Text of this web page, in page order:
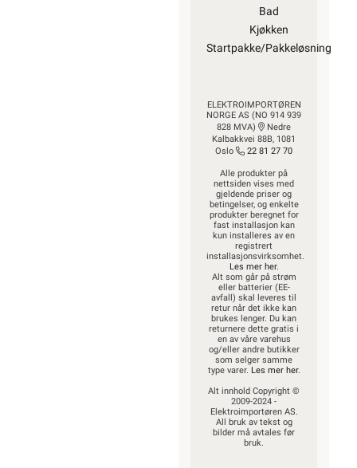
Bad
Kjøkken
Startpakke/Pakkeløsning
ELEKTROIMPORTØREN
NORGE AS (NO 914 939
828 MVA)
Nedre
Kalbakkvei 88B, 1081
Oslo
22 81 27 70
Alle produkter på
nettsiden vises med
gjeldende priser og
betingelser, og enkelte
produkter beregnet for
fast installasjon kan
kun installeres av en
registrert
installasjonsvirksomhet.
Les mer her.
Alt som går på strøm
eller batterier (EE-
avfall) skal leveres til
retur når det ikke kan
brukes lenger. Du kan
returnere dette gratis i
en av våre varehus
og/eller andre butikker
som selger samme
type varer. Les mer her.
Alt innhold Copyright ©
2009-2024 -
Elektroimportøren AS.
All bruk av tekst og
bilder må avtales før
bruk.